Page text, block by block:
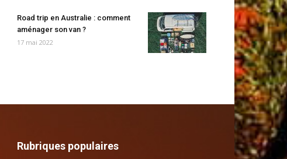
Road trip en Australie : comment
aménager son van ?
17 mai 2022
Rubriques populaires